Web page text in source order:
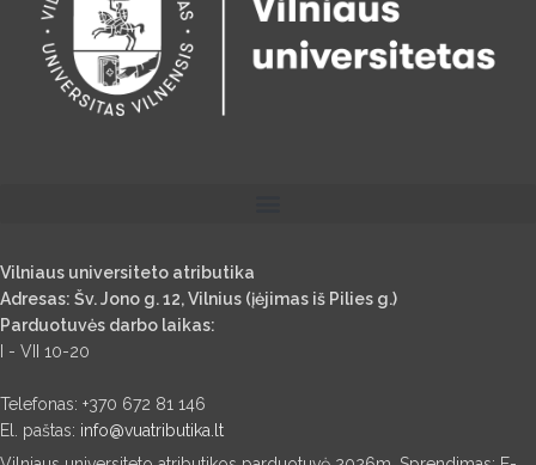
Vilniaus universiteto atributika
Adresas: Šv. Jono g. 12, Vilnius (įėjimas iš Pilies g.)
Parduotuvės darbo laikas:
I - VII 10-20
Telefonas: +370 672 81 146
El. paštas: info@vuatributika.lt